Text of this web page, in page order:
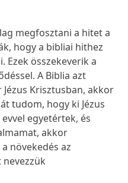
megfosztani a hitet a
hogy a bibliai hithez
Ezek összekeverik a
A Biblia azt
Krisztusban, akkor
tudom, hogy ki Jézus
egyetértek, és
akkor
növekedés az
nevezzük